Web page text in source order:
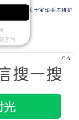
还有其他关于宝珀手表维护
为您服务。
预约